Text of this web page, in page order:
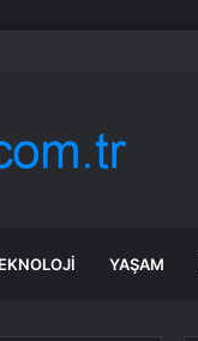
devriye atıyor
YAŞAM